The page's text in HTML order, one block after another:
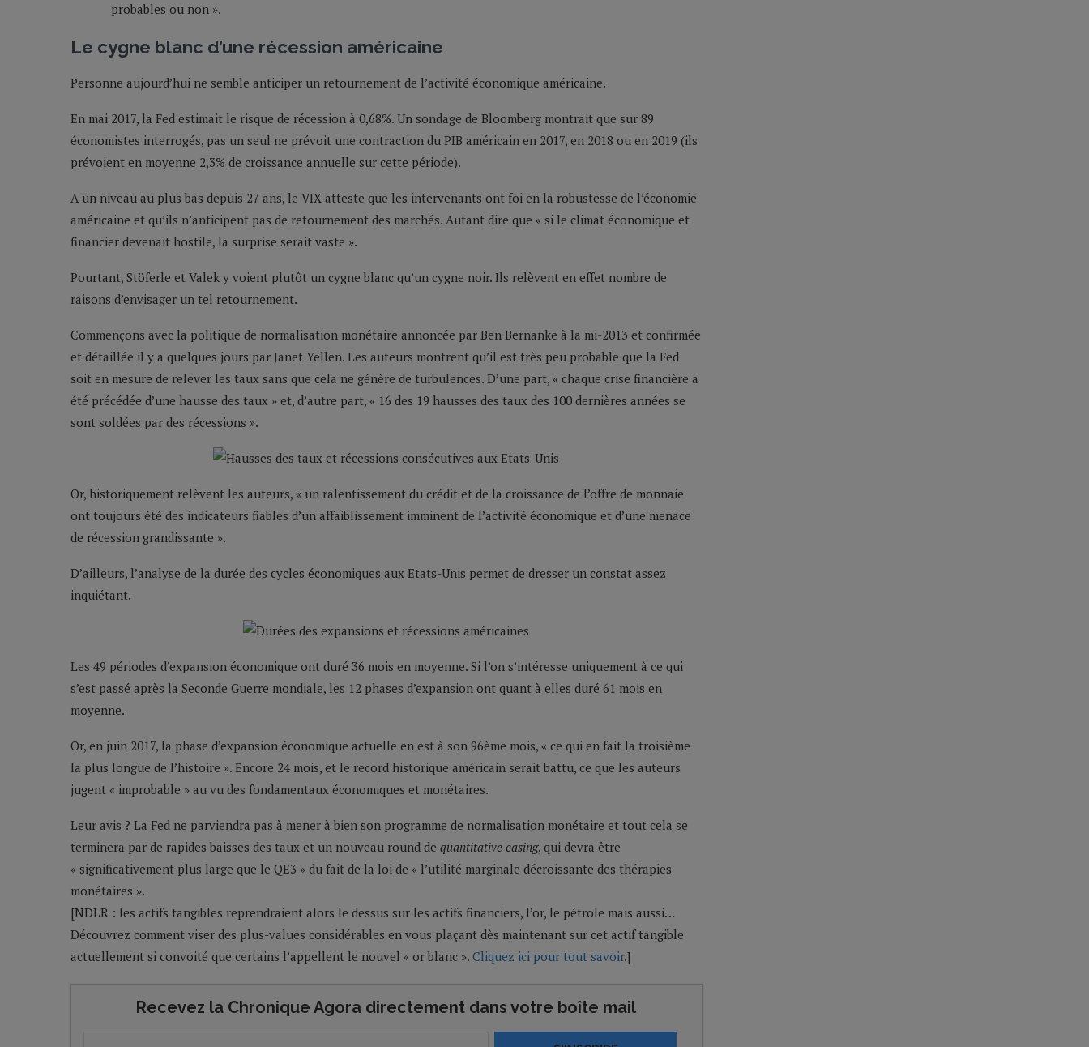
probables ou non ».
Le cygne blanc d’une récession américaine
Personne aujourd’hui ne semble anticiper un retournement de l’activité économique américaine.
En mai 2017, la Fed estimait le risque de récession à 0,68%. Un sondage de Bloomberg montrait que sur 89
économistes interrogés, pas un seul ne prévoit une contraction du PIB américain en 2017, en 2018 ou en 2019 (ils
prévoient en moyenne 2,3% de croissance annuelle sur cette période).
A un niveau au plus bas depuis 27 ans, le VIX atteste que les intervenants ont foi en la robustesse de l’économie
américaine et qu’ils n’anticipent pas de retournement des marchés. Autant dire que « si le climat économique et
financier devenait hostile, la surprise serait vaste ».
Pourtant, Stöferle et Valek y voient plutôt un cygne blanc qu’un cygne noir. Ils relèvent en effet nombre de
raisons d’envisager un tel retournement.
Commençons avec la politique de normalisation monétaire annoncée par Ben Bernanke à la mi-2013 et confirmée
et détaillée il y a quelques jours par Janet Yellen. Les auteurs montrent qu’il est très peu probable que la Fed
soit en mesure de relever les taux sans que cela ne génère de turbulences. D’une part, « chaque crise financière a
été précédée d’une hausse des taux » et, d’autre part, « 16 des 19 hausses des taux des 100 dernières années se
sont soldées par des récessions ».
Or, historiquement relèvent les auteurs, « un ralentissement du crédit et de la croissance de l’offre de monnaie
ont toujours été des indicateurs fiables d’un affaiblissement imminent de l’activité économique et d’une menace
de récession grandissante ».
D’ailleurs, l’analyse de la durée des cycles économiques aux Etats-Unis permet de dresser un constat assez
inquiétant.
Les 49 périodes d’expansion économique ont duré 36 mois en moyenne. Si l’on s’intéresse uniquement à ce qui
s’est passé après la Seconde Guerre mondiale, les 12 phases d’expansion ont quant à elles duré 61 mois en
moyenne.
Or, en juin 2017, la phase d’expansion économique actuelle en est à son 96ème mois, « ce qui en fait la troisième
la plus longue de l’histoire ». Encore 24 mois, et le record historique américain serait battu, ce que les auteurs
jugent « improbable » au vu des fondamentaux économiques et monétaires.
Leur avis ? La Fed ne parviendra pas à mener à bien son programme de normalisation monétaire et tout cela se
terminera par de rapides baisses des taux et un nouveau round de quantitative easing, qui devra être
« significativement plus large que le QE3 » du fait de la loi de « l’utilité marginale décroissante des thérapies
monétaires ».
[NDLR : les actifs tangibles reprendraient alors le dessus sur les actifs financiers, l’or, le pétrole mais aussi…
Découvrez comment viser des plus-values considérables en vous plaçant dès maintenant sur cet actif tangible
actuellement si convoité que certains l’appellent le nouvel « or blanc ». Cliquez ici pour tout savoir.]
Recevez la Chronique Agora directement dans votre boîte mail